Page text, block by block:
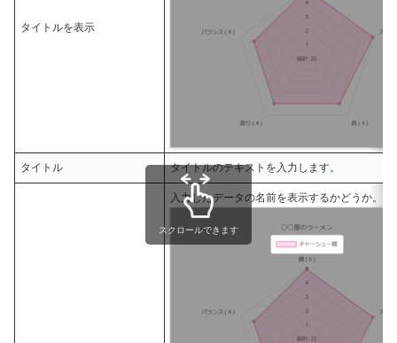
タイトルを表示
タイトル タイトルのテキストを入力します。
入力したデータの名前を表示するかどうか。
スクロールできます